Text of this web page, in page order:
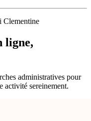
Clementine
ligne,
administratives pour
activité sereinement.